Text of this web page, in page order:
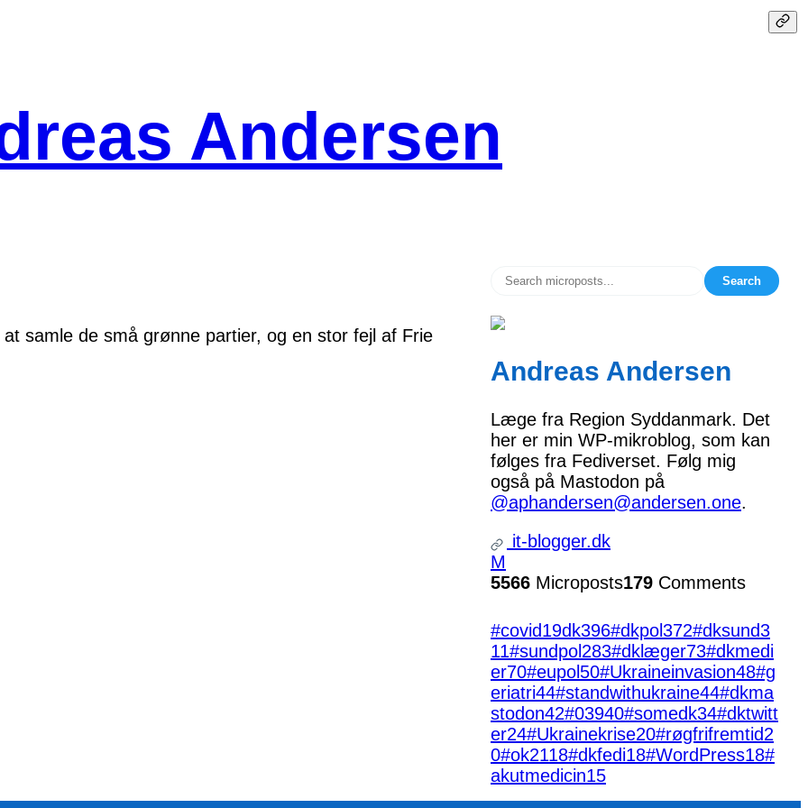
Andersen
samle de små grønne partier, og en stor fejl af Frie
Search
Andreas Andersen
Læge fra Region Syddanmark. Det
her er min WP-mikroblog, som kan
følges fra Fediverset. Følg mig
også på Mastodon på
@aphandersen@andersen.one.
it-blogger.dk
M
5566 Microposts179 Comments
#covid19dk396#dkpol372#dksund3
11#sundpol 283#dklæger73#dkmedi
er70#eupol 50#Ukraineinvasion48#g
eriatri44#standwithukraine44#dkma
stodon42#03940#somedk34#dktwitt
er24#Ukrainekrise20#røgfrifremtid2
0#ok2118#dkfedi18#WordPress18#
akutmedicin15